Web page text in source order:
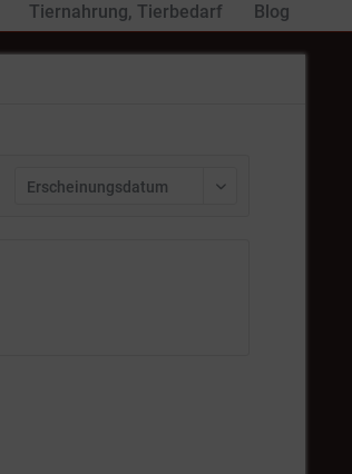
Tiernahrung, Tierbedarf Blog